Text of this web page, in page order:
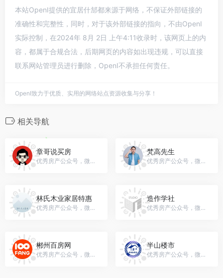
本站OpenI提供的宜居什邡都来源于网络，不保证外部链接的
准确性和完整性，同时，对于该外部链接的指向，不由OpenI
实际控制，在2024年 8月 2日 上午4:11收录时，该网页上的内
容，都属于合规合法，后期网页的内容如出现违规，可以直接
联系网站管理员进行删除，OpenI不承担任何责任。
OpenI致力于优质、实用的网络站点资源收集与分享！
相关导航
章哥说买房
优秀房产公众号，微信号：zhanggsmf
梵高先生
优秀房产公众号，微信号：vgxs2012
林氏木业家居特惠
优秀房产公众号，微信号：gh_cf32a373a188
造作学社
优秀房产公众号，微信号：gh_c89da5504772
郴州百房网
优秀房产公众号，微信号：baifangin
半山楼市
优秀房产公众号，微信号：loubanshan